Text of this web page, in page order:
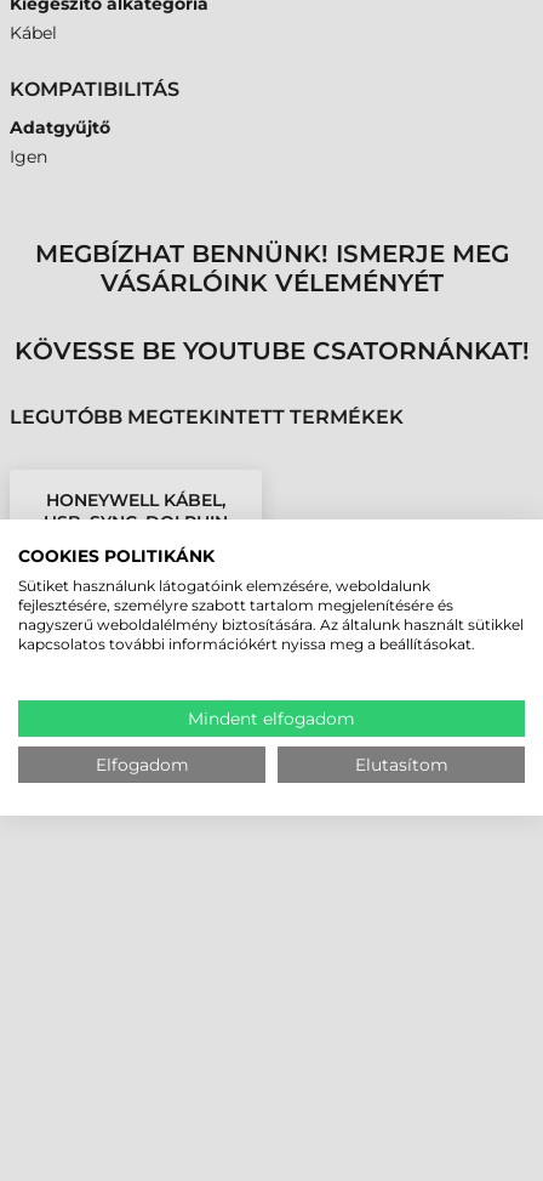
Kábel
KOMPATIBILITÁS
Adatgyűjtő
Igen
MEGBÍZHAT BENNÜNK! ISMERJE MEG
VÁSÁRLÓINK VÉLEMÉNYÉT
KÖVESSE BE YOUTUBE CSATORNÁNKAT!
LEGUTÓBB MEGTEKINTETT TERMÉKEK
HONEYWELL KÁBEL,
USB, SYNC, DOLPHIN
COOKIES POLITIKÁNK
Sütiket használunk látogatóink elemzésére, weboldalunk
fejlesztésére, személyre szabott tartalom megjelenítésére és
nagyszerű weboldalélmény biztosítására. Az általunk használt sütikkel
kapcsolatos további információkért nyissa meg a beállításokat.
Mindent elfogadom
Elfogadom Elutasítom